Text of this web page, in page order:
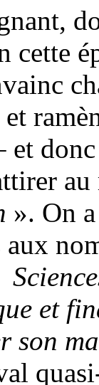
cette
et
et
». On
aux
et
son